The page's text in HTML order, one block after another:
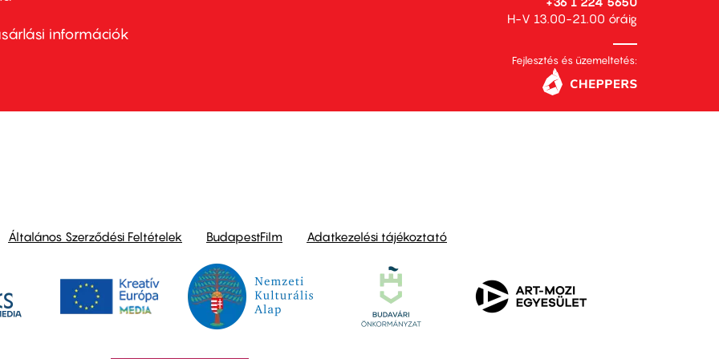
információk
H-V 13.00-21.00 óráig
Fejlesztés és üzemeltetés:
Általános Szerződési Feltételek BudapestFilm Adatkezelési tájékoztató